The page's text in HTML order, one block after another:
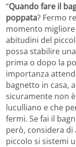
“Quando fare il
poppata? Fermo
momento
abitudini del
possa stabilire
prima o dopo la
importanza
bagnetto in casa,
sicuramente non
luculliano e che
fermi. Se fai il
però, considera di
piccolo si sistemi